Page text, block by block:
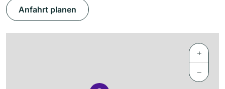
Anfahrt planen
+
−